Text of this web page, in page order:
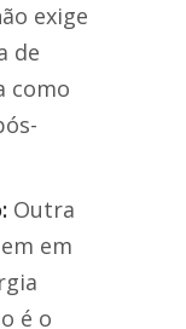
exige
de
como
Outra
em
é o